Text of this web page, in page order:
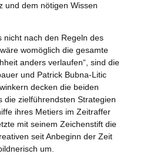
und dem nötigen Wissen
nicht nach den Regeln des
womöglich die gesamte
anders verlaufen“, sind die
und Patrick Bubna-Litic
decken die beiden
die zielführendsten Strategien
ihres Metiers im Zeitraffer
mit seinem Zeichenstift die
seit Anbeginn der Zeit
um.